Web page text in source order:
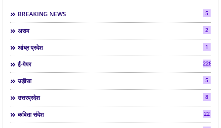
BREAKING NEWS 5
असम 2
आंध्र प्रदेश 1
ई-पेपर 2286
उड़ीसा 5
उत्तरप्रदेश 8
कविता संदेश 22